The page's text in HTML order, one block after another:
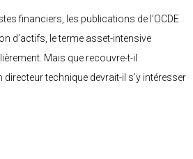
financiers, les publications de l’OCDE
d’actifs, le terme asset-intensive
Mais que recouvre-t-il
technique devrait-il s’y intéresser